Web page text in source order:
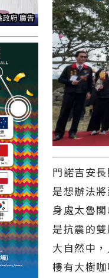
門諾吉安
是想辦法
身處太魯
是抗震的
大自然中
樓有大樹